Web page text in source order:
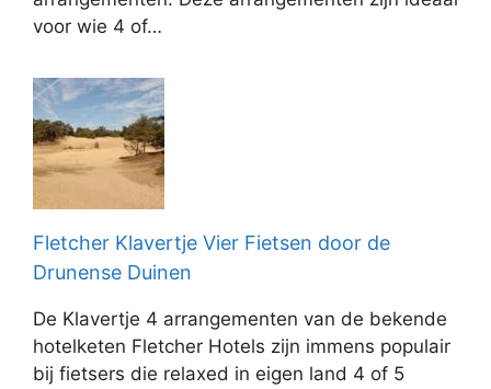
voor wie 4 of…
Fletcher Klavertje Vier Fietsen door de
Drunense Duinen
De Klavertje 4 arrangementen van de bekende
hotelketen Fletcher Hotels zijn immens populair
bij fietsers die relaxed in eigen land 4 of 5